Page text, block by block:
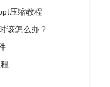
压缩教程
该怎么办？